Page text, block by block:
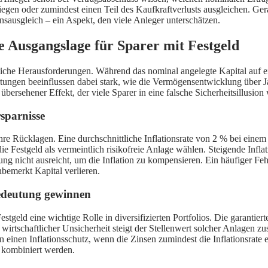
oder zumindest einen Teil des Kaufkraftverlusts ausgleichen.
– ein Aspekt, den viele Anleger unterschätzen.
für Sparer mit Festgeld
Herausforderungen. Während das nominal angelegte Kapital auf
beeinflussen dabei stark, wie die Vermögensentwicklung über
Effekt, der viele Sparer in eine falsche Sicherheitsillusion
Rücklagen. Eine durchschnittliche Inflationsrate von 2 % bei
Festgeld als vermeintlich risikofreie Anlage wählen. Steigende
nicht ausreicht, um die Inflation zu kompensieren. Ein häufiger
Kapital verlieren.
gewinnen
eine wichtige Rolle in diversifizierten Portfolios. Die
Unsicherheit steigt der Stellenwert solcher Anlagen
Inflationsschutz, wenn die Zinsen zumindest die
werden.